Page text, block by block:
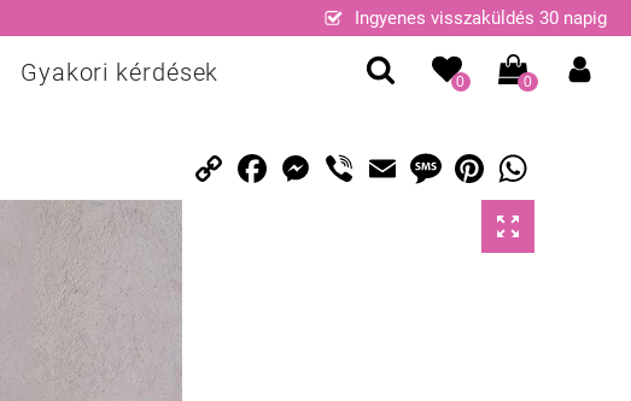
Ingyenes visszaküldés 30 napig
Gyakori kérdések 0 0
Copy
Link
FacebookMessenger
Viber Email MessagePinterest